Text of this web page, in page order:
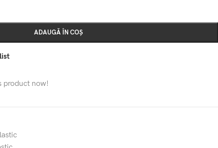
ADAUGĂ ÎN COȘ
product now!